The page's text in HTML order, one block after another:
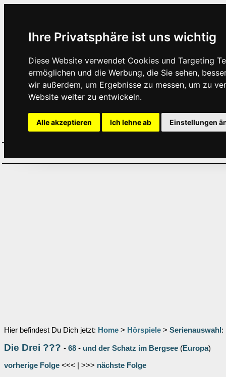
Ihre Privatsphäre ist uns wichtig
Diese Website verwendet Cookies und Targeting
ermöglichen und die Werbung, die Sie sehen,
wir außerdem, um Ergebnisse zu messen, um zu
Website weiter zu entwickeln.
Alle akzeptieren Ich lehne ab Einstellungen
Hier befindest Du Dich jetzt: Home > Hörspiele > Serienauswahl :
Die Drei ??? - 68 - und der Schatz im Bergsee (Europa)
vorherige Folge <<< | >>> nächste Folge